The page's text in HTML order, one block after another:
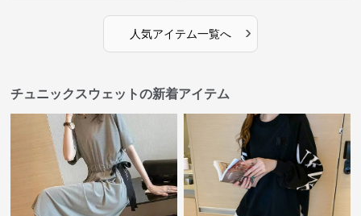
人気アイテム一覧へ ›
チュニックスウェットの新着アイテム